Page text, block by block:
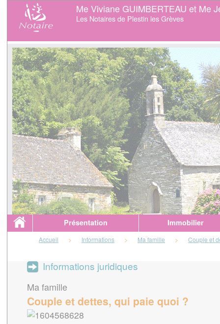
Me Viviane GUIMBERTEAU et Me
Les Notaires de Plestin les Grèves
Présentation Immobilier
Accueil > Informations > Ma famille > Couple et
Informations juridiques
Ma famille
Couple et dettes, qui paie quoi ?